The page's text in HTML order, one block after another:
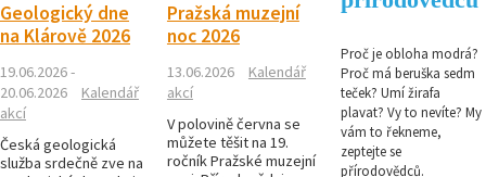
Geologický dne
na Klárově 2026
19.06.2026 -
20.06.2026
Kalendář
akcí
Česká geologická
služba srdečně zve na
Pražská muzejní
noc 2026
13.06.2026
Kalendář
akcí
V polovině června se
můžete těšit na 19.
ročník Pražské muzejní
Proč je obloha modrá?
Proč má beruška sedm
teček? Umí žirafa
plavat? Vy to nevíte? My
vám to řekneme,
zeptejte se
přírodovědců.